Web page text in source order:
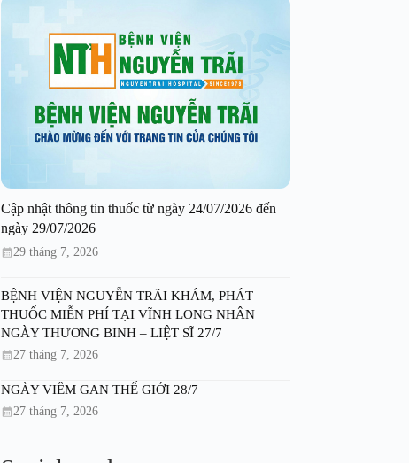
Cập nhật thông tin thuốc từ ngày 24/07/2026 đến
ngày 29/07/2026
29 tháng 7, 2026
BỆNH VIỆN NGUYỄN TRÃI KHÁM, PHÁT
THUỐC MIỄN PHÍ TẠI VĨNH LONG NHÂN
NGÀY THƯƠNG BINH – LIỆT SĨ 27/7
27 tháng 7, 2026
NGÀY VIÊM GAN THẾ GIỚI 28/7
27 tháng 7, 2026